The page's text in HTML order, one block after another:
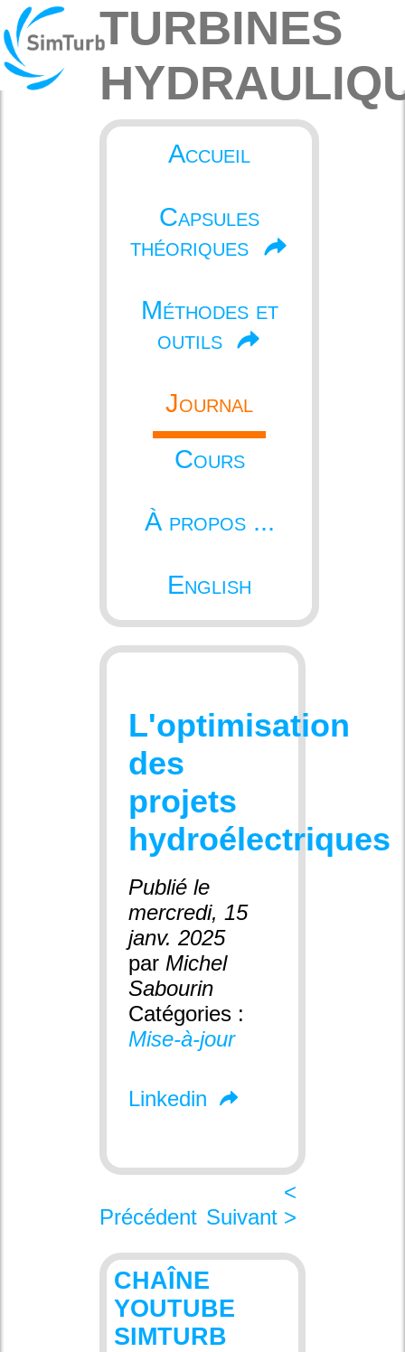
TURBINES
Accueil
Capsules
théoriques
Méthodes et
outils
Journal
Cours
À propos ...
English
L'optimisation
des
projets
hydroélectriques
Publié le
mercredi, 15
janv. 2025
par Michel
Sabourin
Catégories :
Mise-à-jour
Linkedin
<
Précédent Suivant >
CHAÎNE
YOUTUBE
SIMTURB